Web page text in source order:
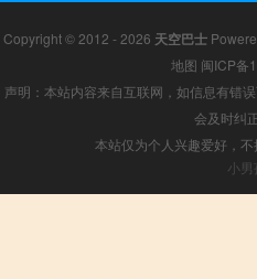
Copyright © 2012 - 2026 天空巴士
地图 闽ICP备
声明：本站内容来自互联网，如信息有错
会及时纠
本站仅为个人兴趣爱好，
小男